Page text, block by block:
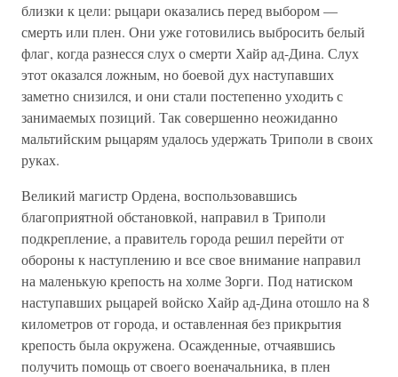
близки к цели: рыцари оказались перед выбором —
смерть или плен. Они уже готовились выбросить белый
флаг, когда разнесся слух о смерти Хайр ад-Дина. Слух
этот оказался ложным, но боевой дух наступавших
заметно снизился, и они стали постепенно уходить с
занимаемых позиций. Так совершенно неожиданно
мальтийским рыцарям удалось удержать Триполи в своих
руках.
Великий магистр Ордена, воспользовавшись
благоприятной обстановкой, направил в Триполи
подкрепление, а правитель города решил перейти от
обороны к наступлению и все свое внимание направил
на маленькую крепость на холме Зорги. Под натиском
наступавших рыцарей войско Хайр ад-Дина отошло на 8
километров от города, и оставленная без прикрытия
крепость была окружена. Осажденные, отчаявшись
получить помощь от своего военачальника, в плен